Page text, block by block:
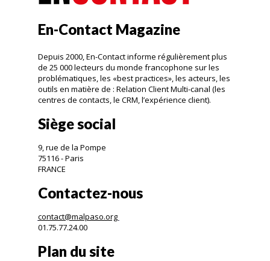
En-Contact Magazine
Depuis 2000, En-Contact informe régulièrement plus
de 25 000 lecteurs du monde francophone sur les
problématiques, les «best practices», les acteurs, les
outils en matière de : Relation Client Multi-canal (les
centres de contacts, le CRM, l’expérience client).
Siège social
9, rue de la Pompe
75116 - Paris
FRANCE
Contactez-nous
contact@malpaso.org
01.75.77.24.00
Plan du site